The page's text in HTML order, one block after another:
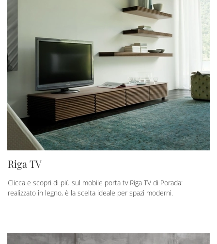
Riga TV
Clicca e scopri di più sul mobile porta tv Riga TV di Porada:
realizzato in legno, è la scelta ideale per spazi moderni.